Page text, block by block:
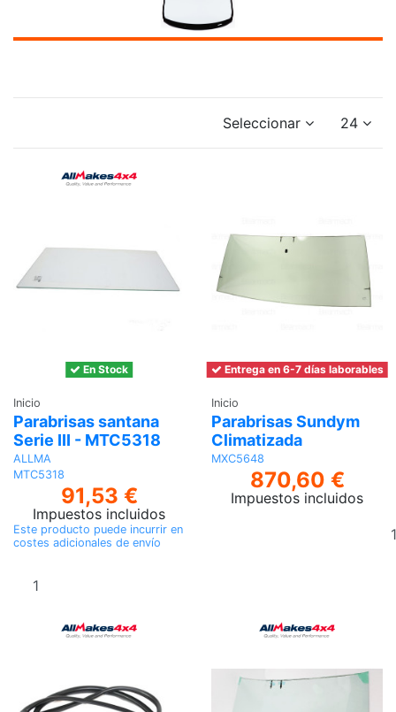
Seleccionar 24
En Stock
Inicio
Parabrisas santana
Serie III - MTC5318
ALLMA
MTC5318
91,53 €
Impuestos incluidos
Este producto puede incurrir en
costes adicionales de envío
Entrega en 6-7 días laborables
Inicio
Parabrisas Sundym
Climatizada
MXC5648
870,60 €
Impuestos incluidos